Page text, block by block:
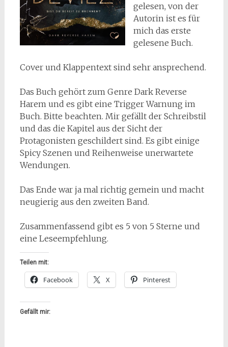
gelesen, von der
Autorin ist es für
mich das erste
gelesene Buch.
Cover und Klappentext sind sehr ansprechend.
Das Buch gehört zum Genre Dark Reverse
Harem und es gibt eine Trigger Warnung im
Buch. Bitte beachten. Mir gefällt der Schreibstil
und das die Kapitel aus der Sicht der
Protagonisten geschildert sind. Es gibt einige
Spicy Szenen und Reihenweise unerwartete
Wendungen.
Das Ende war ja mal richtig gemein und macht
neugierig aus den zweiten Band.
Zusammenfassend gibt es 5 von 5 Sterne und
eine Leseempfehlung.
Teilen mit:
Facebook X Pinterest
Gefällt mir: